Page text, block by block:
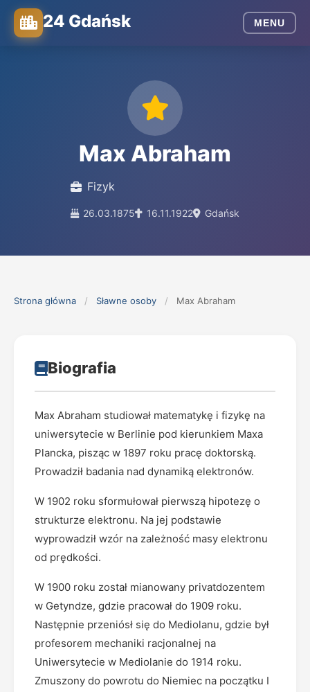
24 Gdańsk MENU
Max Abraham
Fizyk
26.03.1875 16.11.1922 Gdańsk
Strona główna / Sławne osoby / Max Abraham
Biografia
Max Abraham studiował matematykę i fizykę na
uniwersytecie w Berlinie pod kierunkiem Maxa
Plancka, pisząc w 1897 roku pracę doktorską.
Prowadził badania nad dynamiką elektronów.
W 1902 roku sformułował pierwszą hipotezę o
strukturze elektronu. Na jej podstawie
wyprowadził wzór na zależność masy elektronu
od prędkości.
W 1900 roku został mianowany privatdozentem
w Getyndze, gdzie pracował do 1909 roku.
Następnie przeniósł się do Mediolanu, gdzie był
profesorem mechaniki racjonalnej na
Uniwersytecie w Mediolanie do 1914 roku.
Zmuszony do powrotu do Niemiec na początku I